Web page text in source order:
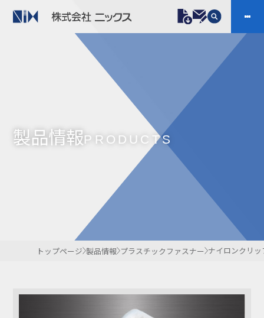
プラスチックファスナー 機構部品
ケーブルマーカー
樹脂継手、配管施工
防虫忌避製品ARINIX プリント基板実装関連
会社案内
IR
お問い合わせ 開発・導入実績
よくあるご質問
NIXのサスティナ
製品情報PRODUCTS
トップページ 製品情報 プラスチックファスナー ナイロンクリッ